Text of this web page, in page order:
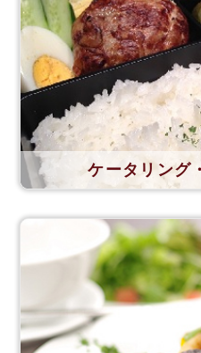
ケータリング